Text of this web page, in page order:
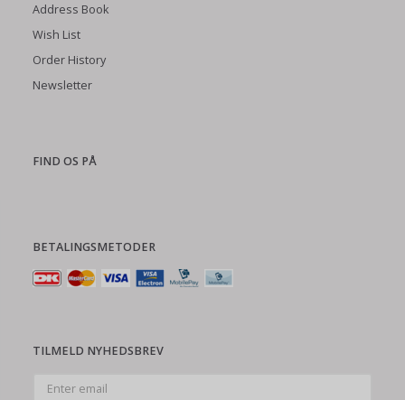
Address Book
Wish List
Order History
Newsletter
FIND OS PÅ
BETALINGSMETODER
TILMELD NYHEDSBREV
email